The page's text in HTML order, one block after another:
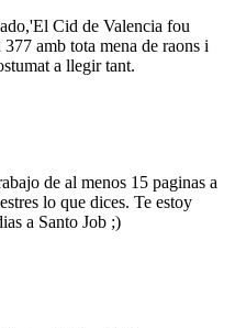
Cid de Valencia fou
amb tota mena de raons i
a llegir tant.
de al menos 15 paginas a
lo que dices. Te estoy
a Santo Job ;)